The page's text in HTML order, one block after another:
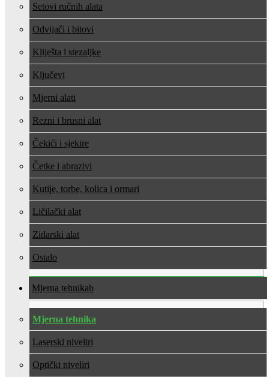
Setovi ručnih alata
Odvijači i bitovi
Kliješta i stezaljke
Ključevi
Mjerni alati
Rezni i brusni alat
Čekići i sjekire
Četke i abrazivi
Kutije, torbe, kolica i ormari
Ličilački alat
Zidarski alat
Ostalo
Mjerna tehnika
Mjerna tehnika
Laserski niveliri
Optički niveliri